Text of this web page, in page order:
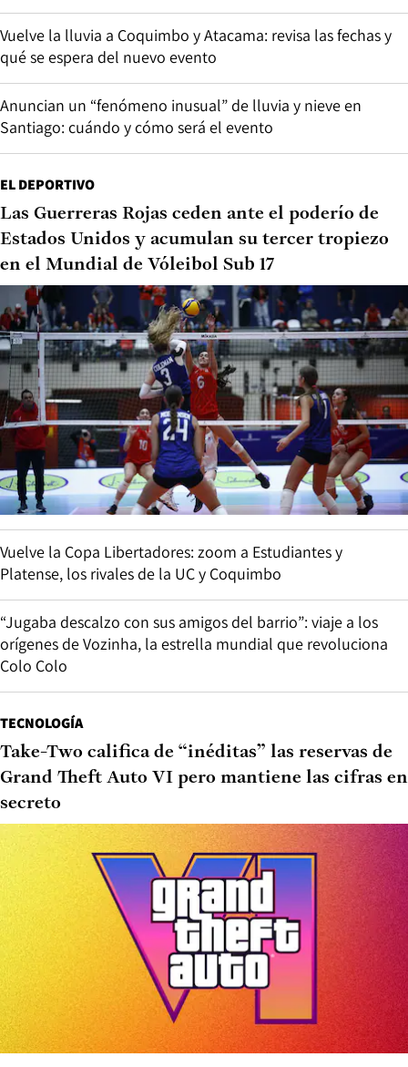
Vuelve la lluvia a Coquimbo y Atacama: revisa las fechas y
qué se espera del nuevo evento
Anuncian un “fenómeno inusual” de lluvia y nieve en
Santiago: cuándo y cómo será el evento
EL DEPORTIVO
Las Guerreras Rojas ceden ante el poderío de
Estados Unidos y acumulan su tercer tropiezo
en el Mundial de Vóleibol Sub 17
Vuelve la Copa Libertadores: zoom a Estudiantes y
Platense, los rivales de la UC y Coquimbo
“Jugaba descalzo con sus amigos del barrio”: viaje a los
orígenes de Vozinha, la estrella mundial que revoluciona
Colo Colo
TECNOLOGÍA
Take-Two califica de “inéditas” las reservas de
Grand Theft Auto VI pero mantiene las cifras en
secreto